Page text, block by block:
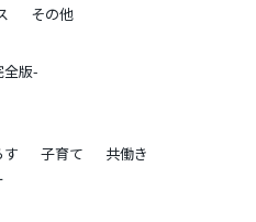
その他
全版-
す 子育て
共働き